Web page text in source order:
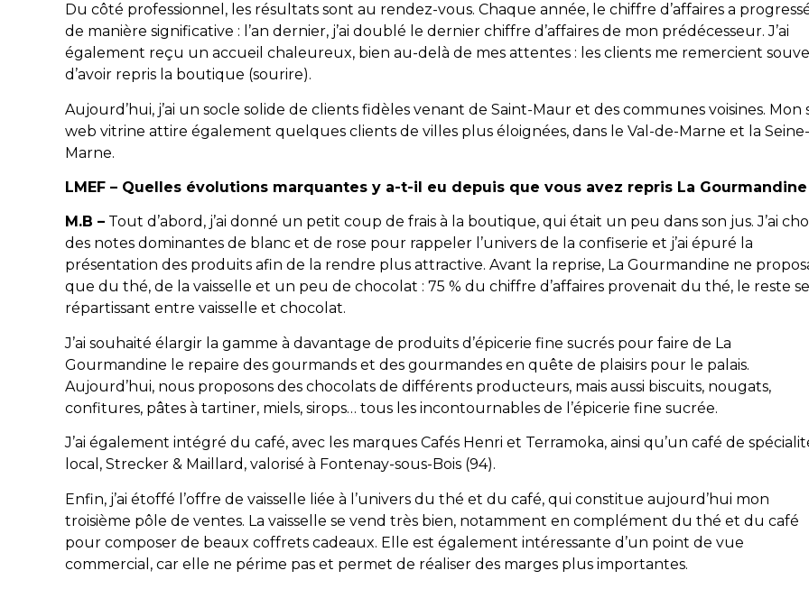
Du côté professionnel, les résultats sont au rendez-vous. Chaque année, le chiffre d’affaires a
de manière significative : l’an dernier, j’ai doublé le dernier chiffre d’affaires de mon prédécesseur. J’ai
également reçu un accueil chaleureux, bien au-delà de mes attentes : les clients me remercient
d’avoir repris la boutique (sourire).
Aujourd’hui, j’ai un socle solide de clients fidèles venant de Saint-Maur et des communes voisines. Mon
web vitrine attire également quelques clients de villes plus éloignées, dans le Val-de-Marne et la
Marne.
LMEF – Quelles évolutions marquantes y a-t-il eu depuis que vous avez repris La Gourmandine
M.B – Tout d’abord, j’ai donné un petit coup de frais à la boutique, qui était un peu dans son jus. J’ai
des notes dominantes de blanc et de rose pour rappeler l’univers de la confiserie et j’ai épuré la
présentation des produits afin de la rendre plus attractive. Avant la reprise, La Gourmandine ne
que du thé, de la vaisselle et un peu de chocolat : 75 % du chiffre d’affaires provenait du thé, le reste se
répartissant entre vaisselle et chocolat.
J’ai souhaité élargir la gamme à davantage de produits d’épicerie fine sucrés pour faire de La
Gourmandine le repaire des gourmands et des gourmandes en quête de plaisirs pour le palais.
Aujourd’hui, nous proposons des chocolats de différents producteurs, mais aussi biscuits, nougats,
confitures, pâtes à tartiner, miels, sirops… tous les incontournables de l’épicerie fine sucrée.
J’ai également intégré du café, avec les marques Cafés Henri et Terramoka, ainsi qu’un café de
local, Strecker & Maillard, valorisé à Fontenay-sous-Bois (94).
Enfin, j’ai étoffé l’offre de vaisselle liée à l’univers du thé et du café, qui constitue aujourd’hui mon
troisième pôle de ventes. La vaisselle se vend très bien, notamment en complément du thé et du café
pour composer de beaux coffrets cadeaux. Elle est également intéressante d’un point de vue
commercial, car elle ne périme pas et permet de réaliser des marges plus importantes.